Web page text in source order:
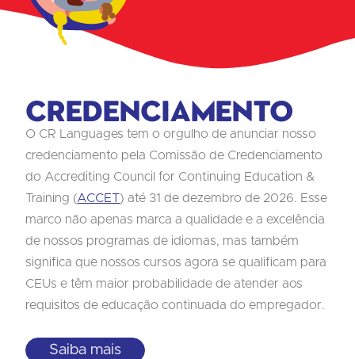
Credenciamento
O CR Languages tem o orgulho de anunciar nosso
credenciamento pela Comissão de Credenciamento
do Accrediting Council for Continuing Education &
Training (ACCET) até 31 de dezembro de 2026. Esse
marco não apenas marca a qualidade e a excelência
de nossos programas de idiomas, mas também
significa que nossos cursos agora se qualificam para
CEUs e têm maior probabilidade de atender aos
requisitos de educação continuada do empregador.
Saiba mais